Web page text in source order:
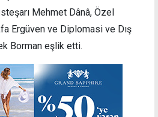
Mehmet Dânâ, Özel
Ergüven ve Diplomasi ve Dış
Borman eşlik etti.